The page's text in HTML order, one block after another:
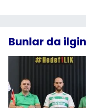
Bunlar da